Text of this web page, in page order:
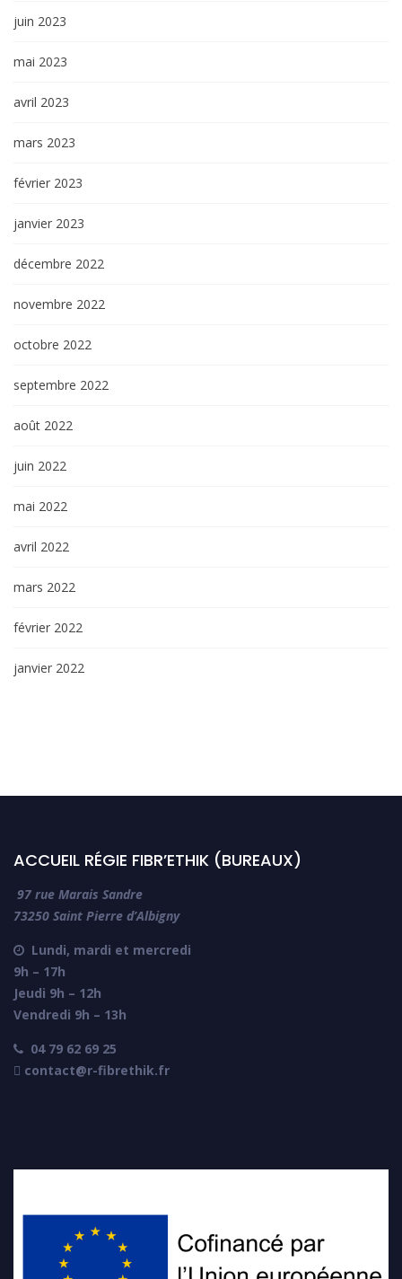
juin 2023
mai 2023
avril 2023
mars 2023
février 2023
janvier 2023
décembre 2022
novembre 2022
octobre 2022
septembre 2022
août 2022
juin 2022
mai 2022
avril 2022
mars 2022
février 2022
janvier 2022
ACCUEIL RÉGIE FIBR’ETHIK (BUREAUX)
97 rue Marais Sandre
73250 Saint Pierre d’Albigny

Lundi, mardi et mercredi
9h – 17h
Jeudi 9h – 12h
Vendredi 9h – 13h

04 79 62 69 25
 contact@r-fibrethik.fr